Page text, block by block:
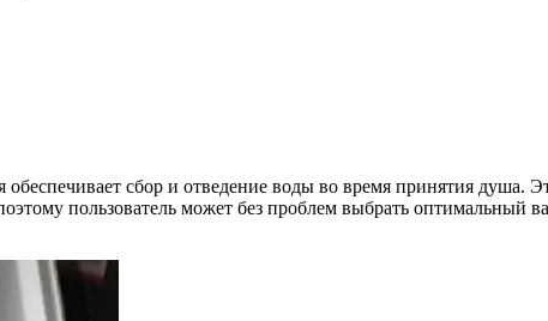
сбор и отведение воды во время принятия душа.
пользователь может без проблем выбрать оптимальный